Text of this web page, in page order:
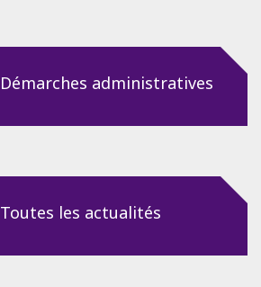
Démarches administratives
Toutes les actualités